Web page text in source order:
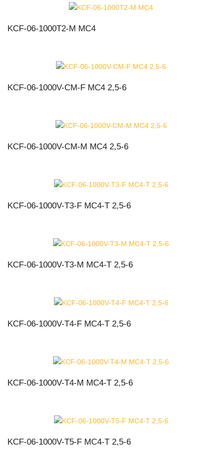
KCF-06-1000T2-M MC4
KCF-06-1000V-CM-F MC4 2,5-6
KCF-06-1000V-CM-M MC4 2,5-6
KCF-06-1000V-T3-F MC4-T 2,5-6
KCF-06-1000V-T3-M MC4-T 2,5-6
KCF-06-1000V-T4-F MC4-T 2,5-6
KCF-06-1000V-T4-M MC4-T 2,5-6
KCF-06-1000V-T5-F MC4-T 2,5-6